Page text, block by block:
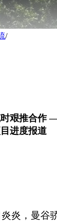
/
时艰推合作
进度报道
炎，曼谷